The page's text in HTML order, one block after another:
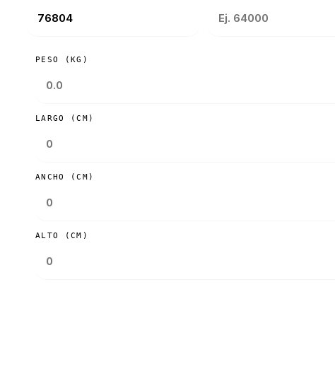
PESO (KG)
LARGO (CM)
ANCHO (CM)
ALTO (CM)